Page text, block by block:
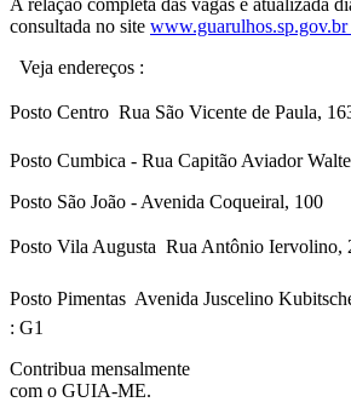
consultada no site www.guarulhos.sp.gov.br
Veja endereços :
Posto Centro  Rua São Vicente de Paula,
Posto Cumbica - Rua Capitão Aviador
Posto São João - Avenida Coqueiral, 100
Posto Vila Augusta  Rua Antônio Iervolino,
Posto Pimentas  Avenida Juscelino
: G1
Contribua mensalmente
com o GUIA-ME.